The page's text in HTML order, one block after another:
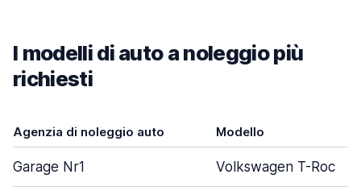
I modelli di auto a noleggio più
richiesti
Agenzia di noleggio auto Modello
Garage Nr1 Volkswagen T-Roc